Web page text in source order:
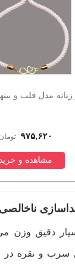
۹۷۵,۶۲۰ تومان
مشاهده و خرید
دقیق
سرب و نقره